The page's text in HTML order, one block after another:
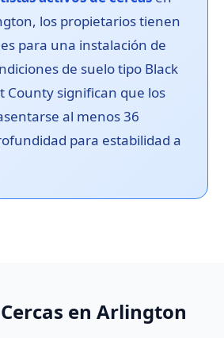
los propietarios tienen
para una instalación de
de suelo tipo Black
County significan que los
al menos 36
para estabilidad a
en Arlington